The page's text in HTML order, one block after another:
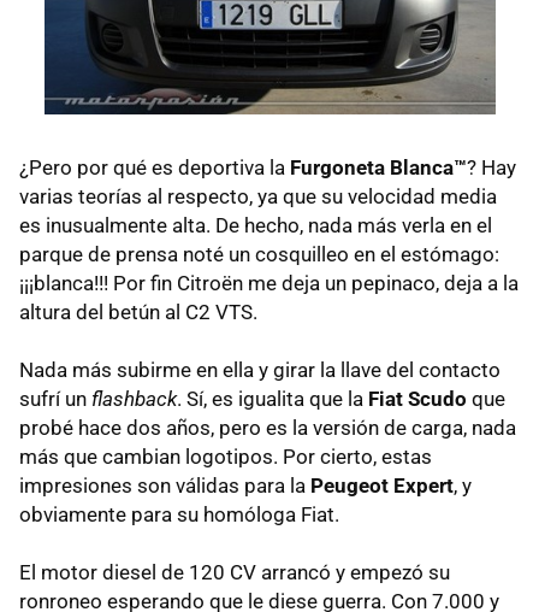
¿Pero por qué es deportiva la Furgoneta Blanca™? Hay
varias teorías al respecto, ya que su velocidad media
es inusualmente alta. De hecho, nada más verla en el
parque de prensa noté un cosquilleo en el estómago:
¡¡¡blanca!!! Por fin Citroën me deja un pepinaco, deja a la
altura del betún al C2 VTS.
Nada más subirme en ella y girar la llave del contacto
sufrí un flashback. Sí, es igualita que la Fiat Scudo que
probé hace dos años, pero es la versión de carga, nada
más que cambian logotipos. Por cierto, estas
impresiones son válidas para la Peugeot Expert, y
obviamente para su homóloga Fiat.
El motor diesel de 120 CV arrancó y empezó su
ronroneo esperando que le diese guerra. Con 7.000 y